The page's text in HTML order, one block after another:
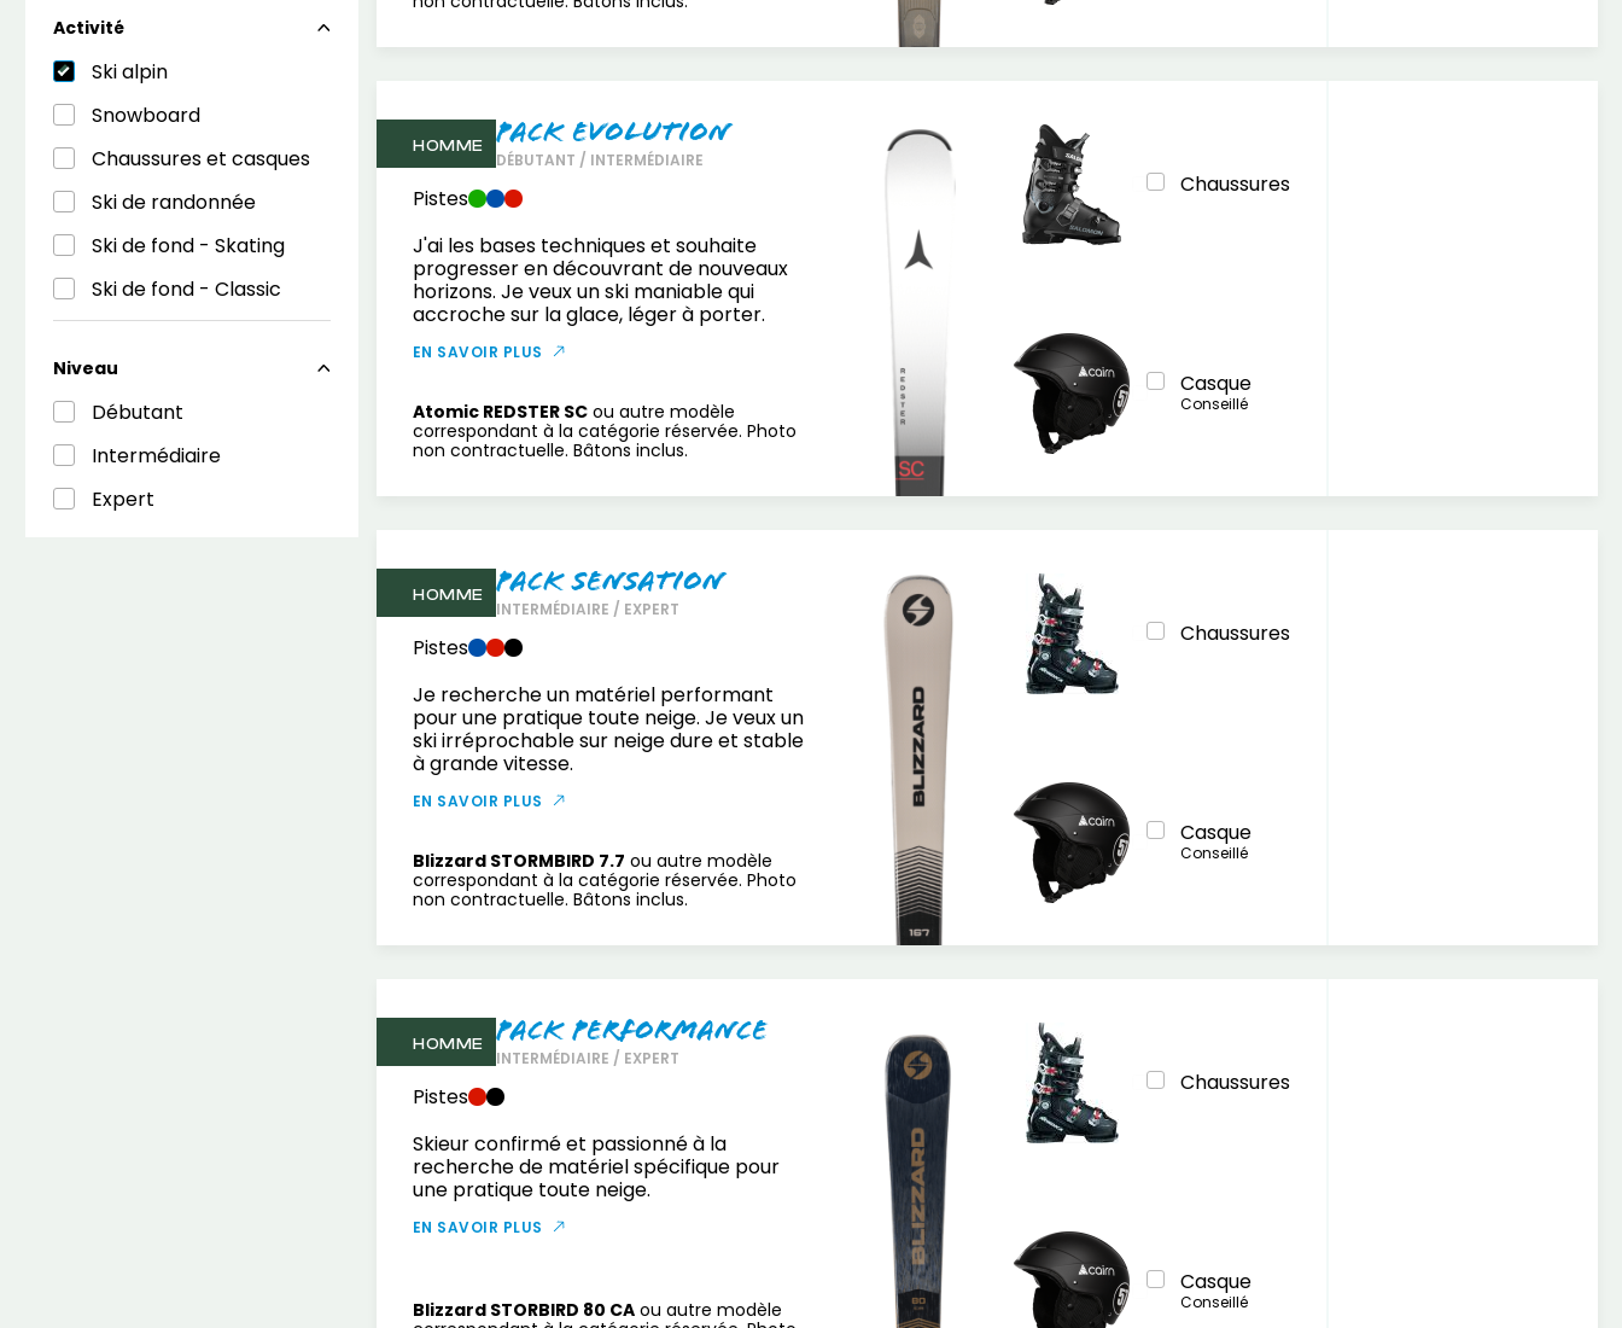
Activité
Ski alpin
Snowboard
Chaussures et casques
Ski de randonnée
Ski de fond - Skating
Ski de fond - Classic
Niveau
Débutant
Intermédiaire
Expert
HOMME Pack Evolution
DÉBUTANT / INTERMÉDIAIRE
Pistes
J'ai les bases techniques et souhaite
progresser en découvrant de nouveaux
horizons. Je veux un ski maniable qui
accroche sur la glace, léger à porter.
EN SAVOIR PLUS
Atomic REDSTER SC ou autre modèle
correspondant à la catégorie réservée. Photo
non contractuelle. Bâtons inclus.
Chaussures
Casque
Conseillé
HOMME Pack Sensation
INTERMÉDIAIRE / EXPERT
Pistes
Je recherche un matériel performant
pour une pratique toute neige. Je veux un
ski irréprochable sur neige dure et stable
à grande vitesse.
EN SAVOIR PLUS
Blizzard STORMBIRD 7.7 ou autre modèle
correspondant à la catégorie réservée. Photo
non contractuelle. Bâtons inclus.
Chaussures
Casque
Conseillé
HOMME Pack Performance
INTERMÉDIAIRE / EXPERT
Pistes
Skieur confirmé et passionné à la
recherche de matériel spécifique pour
une pratique toute neige.
EN SAVOIR PLUS
Blizzard STORBIRD 80 CA ou autre modèle
Chaussures
Casque
Conseillé